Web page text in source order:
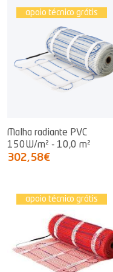
apoio técnico grátis
Malha radiante PVC
150W/m² - 10,0 m²
302,58€
apoio técnico grátis